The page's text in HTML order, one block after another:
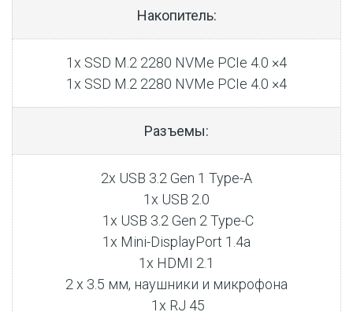
Накопитель:
1x SSD M.2 2280 NVMe PCIe 4.0 ×4
1x SSD M.2 2280 NVMe PCIe 4.0 ×4
Разъемы:
2x USB 3.2 Gen 1 Type-A
1x USB 2.0
1x USB 3.2 Gen 2 Type-C
1х Mini-DisplayPort 1.4а
1х HDMI 2.1
2 x 3.5 мм, наушники и микрофона
1x RJ 45